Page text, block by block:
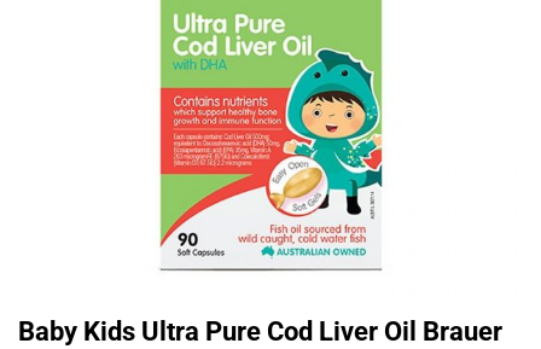
Baby Kids Ultra Pure Cod Liver Oil Brauer